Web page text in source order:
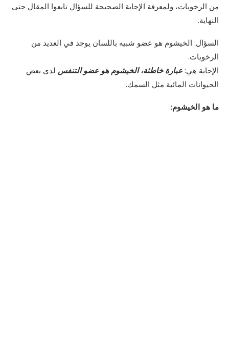
من الرخويات، ولمعرفة الإجابة الصحيحة للسؤال تابعوا المقال حتى
النهاية.
السؤال: الخيشوم هو عضو شبيه باللسان يوجد في العديد من
الرخويات.
الإجابة هي: عبارة خاطئة، الخيشوم هو عضو التنفس لدى بعض
الحيوانات المائية مثل السمك.
ما هو الخيشوم: